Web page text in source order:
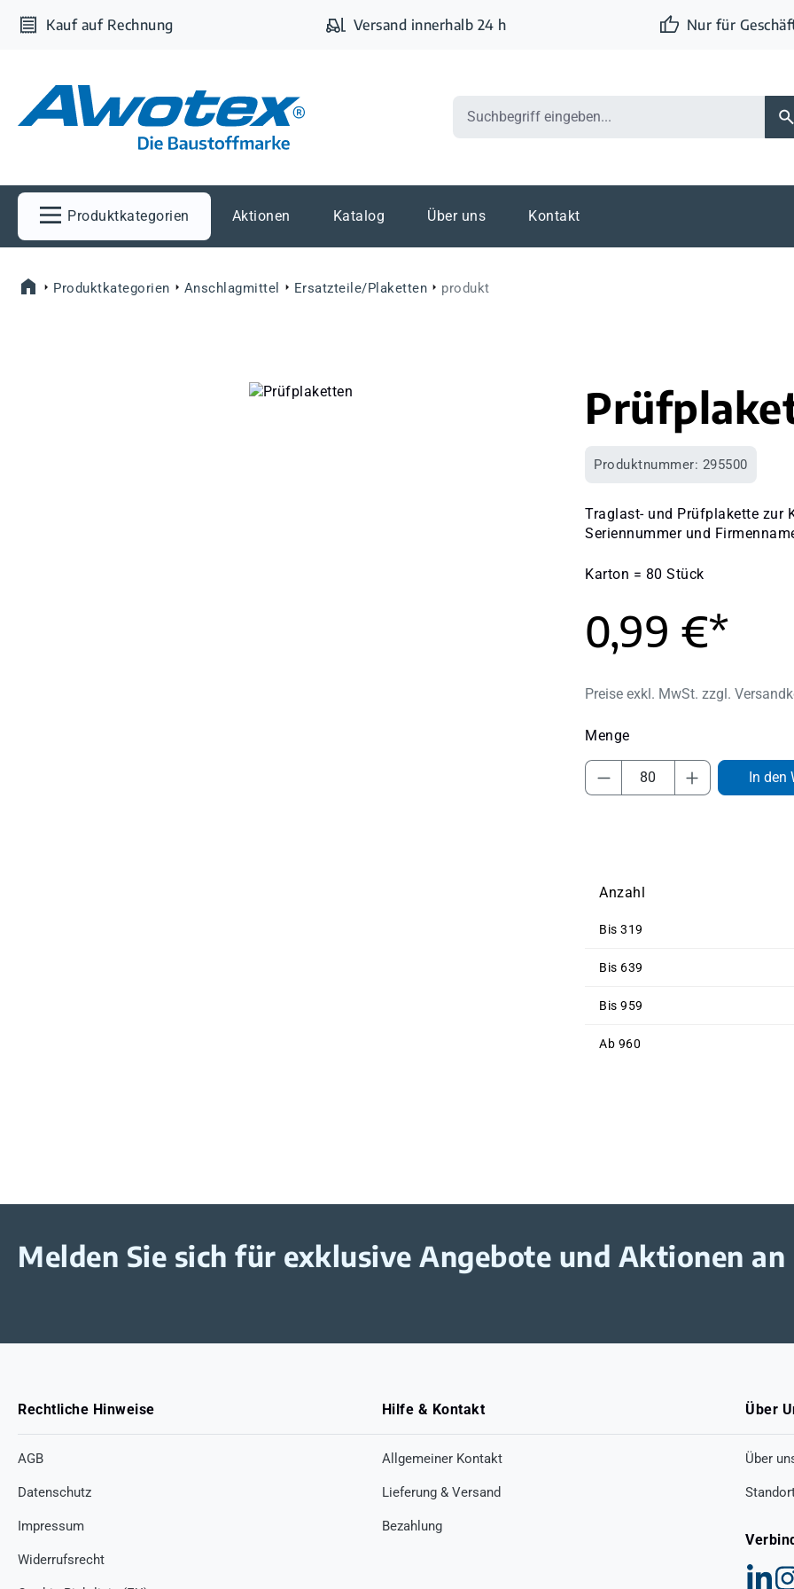
Hauptinhalt springen
Zur Suche springen
Zur Hauptnavigation springen
Kauf auf Rechnung Versand innerhalb 24 h Nur für
Produktkategorien Aktionen Katalog Über uns Kontakt
Produktkategorien Anschlagmittel Ersatzteile/Plaketten produkt
Produktnummer: 295500
Traglast- und Prüfplakette zur
Seriennummer und
Karton = 80 Stück
0,99 €*
Preise exkl. MwSt. zzgl.
Produkt Anzahl: Gib
In den
Anzahl
Bis 319
Bis 639
Bis 959
Ab 960
Melden Sie sich für exklusive Angebote und Aktionen an
Rechtliche Hinweise
AGB
Datenschutz
Impressum
Widerrufsrecht
Hilfe & Kontakt
Allgemeiner Kontakt
Lieferung & Versand
Bezahlung
Über
Über